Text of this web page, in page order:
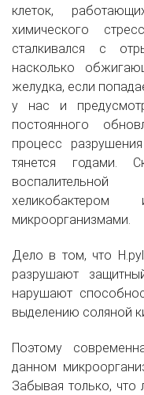
клеток,
химического
сталкивался с
насколько
желудка, если
у нас и
постоянного
процесс
тянется годами.
микроорганизмами.
Дело в том, что
разрушают
нарушают
выделению соляной
Поэтому
данном
Забывая только,